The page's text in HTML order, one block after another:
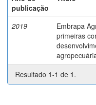
publicação
2019
Embrapa
primeiras
Resultado 1-1 de 1.